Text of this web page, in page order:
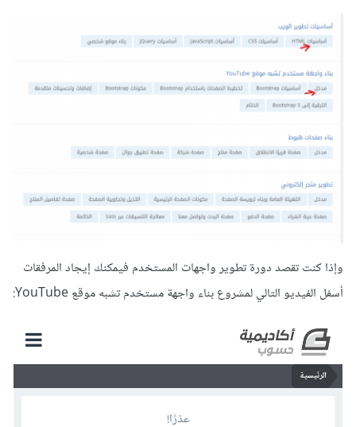
وإذا كنت تقصد دورة تطوير واجهات المستخدم فيمكنك إيجاد المرفقات
أسفل الفيديو التالي لمشروع بناء واجهة مستخدم تشبه موقع YouTube: